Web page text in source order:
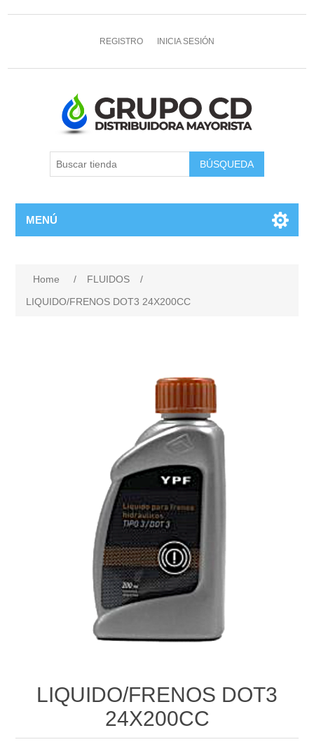
REGISTRO INICIA SESIÓN
MENÚ
Home / FLUIDOS
/
LIQUIDO/FRENOS DOT3 24X200CC
LIQUIDO/FRENOS DOT3
24X200CC